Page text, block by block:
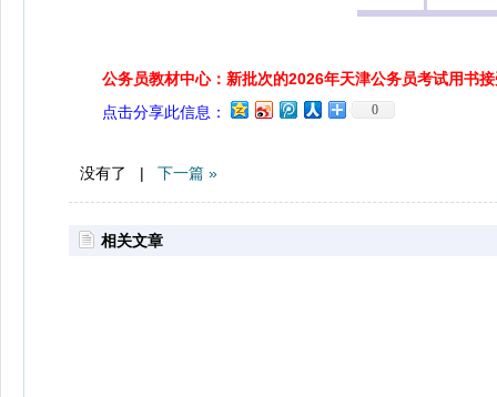
公务员教材中心：新批次的2026年天津公务员考试用书
点击分享此信息：
0
没有了 | 下一篇 »
相关文章